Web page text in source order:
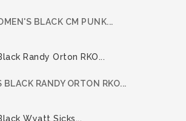
BLACK CM PUNK...
BLACK RANDY ORTON RKO...